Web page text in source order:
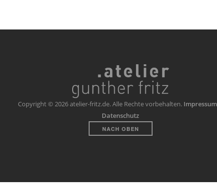
Copyright © 2026 atelier-fritz.de. Alle Rechte vorbehalten.
Datenschutz
NACH OBEN